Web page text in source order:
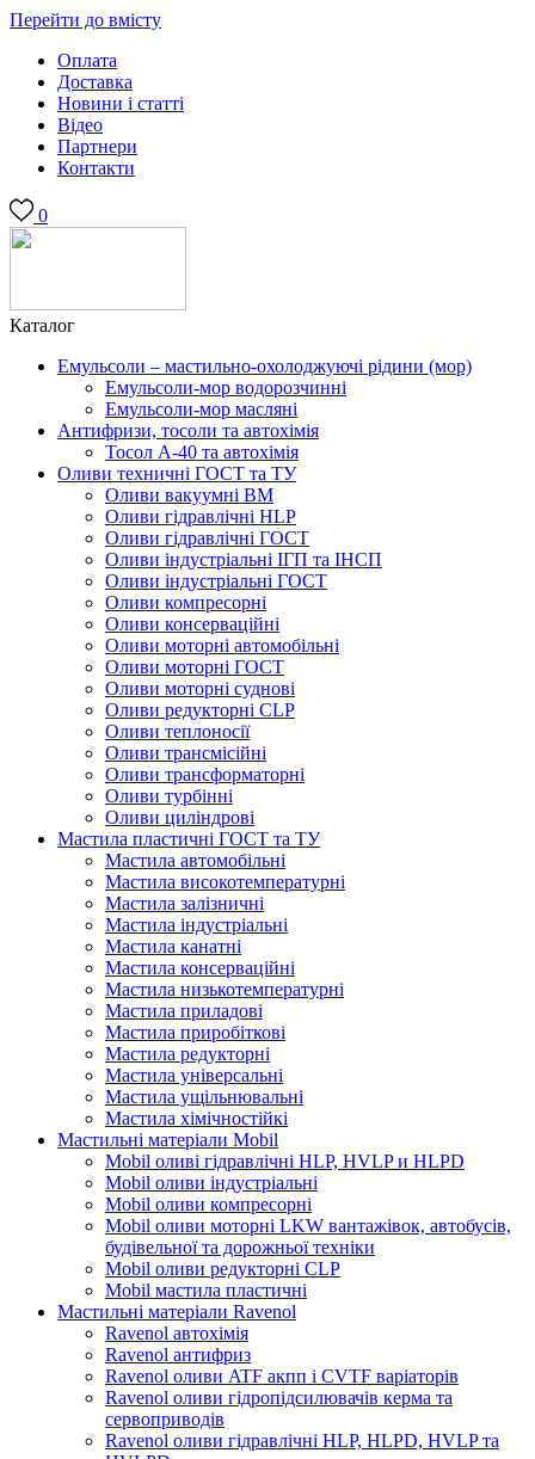
Перейти до вмісту
Оплата
Доставка
Новини і статті
Відео
Партнери
Контакти
0
Каталог
Емульсоли – мастильно-охолоджуючі рідини (мор)
Емульсоли-мор водорозчинні
Емульсоли-мор масляні
Антифризи, тосоли та автохімія
Тосол А-40 та автохімія
Оливи техничні ГОСТ та ТУ
Оливи вакуумні ВМ
Оливи гідравлічні HLP
Оливи гідравлічні ГОСТ
Оливи індустріальні ІГП та ІНСП
Оливи індустріальні ГОСТ
Оливи компресорні
Оливи консерваційні
Оливи моторні автомобільні
Оливи моторні ГОСТ
Оливи моторні суднові
Оливи редукторні CLP
Оливи теплоносії
Оливи трансмісійні
Оливи трансформаторні
Оливи турбінні
Оливи циліндрові
Мастила пластичні ГОСТ та ТУ
Мастила автомобільні
Мастила високотемпературні
Мастила залізничні
Мастила індустріальні
Мастила канатні
Мастила консерваційні
Мастила низькотемпературні
Мастила приладові
Мастила приробіткові
Мастила редукторні
Мастила універсальні
Мастила ущільнювальні
Мастила хімічностійкі
Мастильні матеріали Mobil
Mobil оливі гідравлічні HLP, HVLP и HLPD
Mobil оливи індустріальні
Mobil оливи компресорні
Mobil оливи моторні LKW вантажівок, автобусів,
будівельної та дорожньої техніки
Mobil оливи редукторні CLP
Mobil мастила пластичні
Мастильні матеріали Ravenol
Ravenol автохімія
Ravenol антифриз
Ravenol оливи ATF акпп і CVTF варіаторів
Ravenol оливи гідропідсилювачів керма та
сервоприводів
Ravenol оливи гідравлічні HLP, HLPD, HVLP та